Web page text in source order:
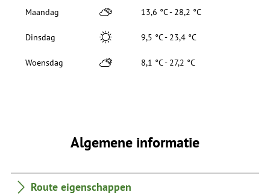
Maandag 13,6 °C - 28,2 °C
Dinsdag 9,5 °C - 23,4 °C
Woensdag 8,1 °C - 27,2 °C
Algemene informatie
Route eigenschappen